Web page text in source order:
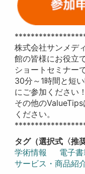
株式会社サンメデ
館の皆様にお役立
ショートセミナー
30分～1時間と短
にご参加ください！
その他の
ください。
タグ（選択式〈推
学術情報
電子
サービス・商品紹